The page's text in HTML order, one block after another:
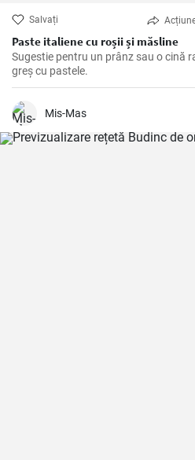
Salvați
Paste italiene cu roșii și măsline
Sugestie pentru un prânz sau o cină
greș cu pastele.
Mis-Mas